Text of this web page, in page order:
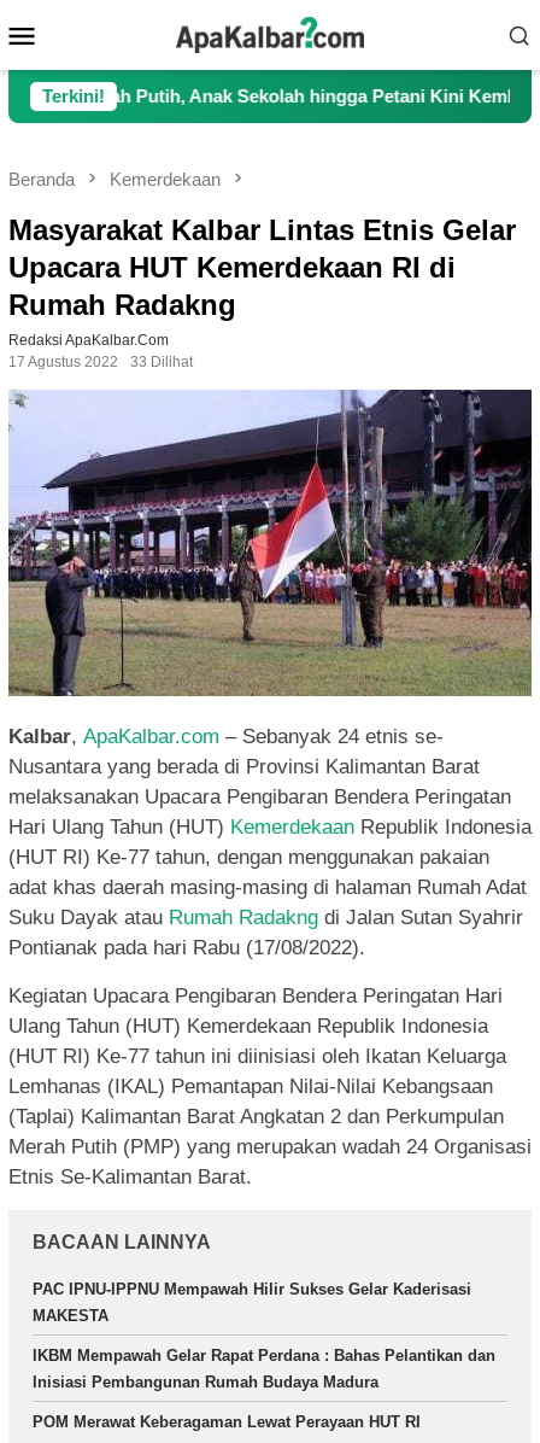
ke
kontenMobile
Terkini!
Anak Sekolah hingga Petani Kini Kembali Lancar
Beranda Kemerdekaan
Masyarakat Kalbar Lintas Etnis Gelar
Upacara HUT Kemerdekaan RI di
Rumah Radakng
Redaksi ApaKalbar.com
17 Agustus 2022
33 Dilihat
Kalbar, ApaKalbar.com – Sebanyak 24 etnis se-
Nusantara yang berada di Provinsi Kalimantan Barat
melaksanakan Upacara Pengibaran Bendera Peringatan
Hari Ulang Tahun (HUT) Kemerdekaan Republik Indonesia
(HUT RI) Ke-77 tahun, dengan menggunakan pakaian
adat khas daerah masing-masing di halaman Rumah Adat
Suku Dayak atau Rumah Radakng di Jalan Sutan Syahrir
Pontianak pada hari Rabu (17/08/2022).
Kegiatan Upacara Pengibaran Bendera Peringatan Hari
Ulang Tahun (HUT) Kemerdekaan Republik Indonesia
(HUT RI) Ke-77 tahun ini diinisiasi oleh Ikatan Keluarga
Lemhanas (IKAL) Pemantapan Nilai-Nilai Kebangsaan
(Taplai) Kalimantan Barat Angkatan 2 dan Perkumpulan
Merah Putih (PMP) yang merupakan wadah 24 Organisasi
Etnis Se-Kalimantan Barat.
BACAAN LAINNYA
PAC IPNU-IPPNU Mempawah Hilir Sukses Gelar Kaderisasi
MAKESTA
IKBM Mempawah Gelar Rapat Perdana : Bahas Pelantikan dan
Inisiasi Pembangunan Rumah Budaya Madura
POM Merawat Keberagaman Lewat Perayaan HUT RI